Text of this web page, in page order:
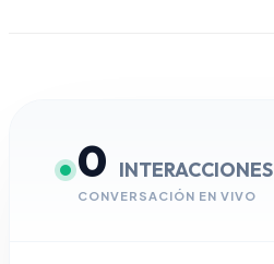
0 INTERACCIONES
CONVERSACIÓN EN VIVO